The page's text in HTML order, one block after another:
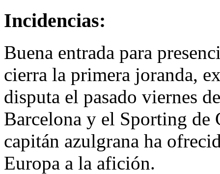
Incidencias:
Buena entrada para
cierra la primera joranda,
disputa el pasado viernes
Barcelona y el Sporting
capitán azulgrana ha
Europa a la afición.